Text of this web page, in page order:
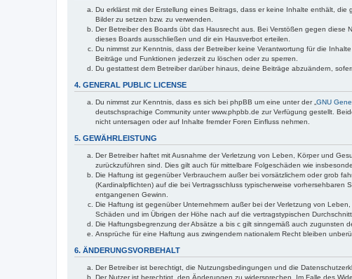
Du erklärst mit der Erstellung eines Beitrags, dass er keine Inhalte enthält,
Bilder zu setzen bzw. zu verwenden.
Der Betreiber des Boards übt das Hausrecht aus. Bei Verstößen gegen
dieses Boards ausschließen und dir ein Hausverbot erteilen.
Du nimmst zur Kenntnis, dass der Betreiber keine Verantwortung für die
Beiträge und Funktionen jederzeit zu löschen oder zu sperren.
Du gestattest dem Betreiber darüber hinaus, deine Beiträge abzuändern,
4. GENERAL PUBLIC LICENSE
Du nimmst zur Kenntnis, dass es sich bei phpBB um eine unter der „ GNU
deutschsprachige Community unter www.phpbb.de zur Verfügung gestellt.
nicht untersagen oder auf Inhalte fremder Foren Einfluss nehmen.
5. GEWÄHRLEISTUNG
Der Betreiber haftet mit Ausnahme der Verletzung von Leben, Körper und
zurückzuführen sind. Dies gilt auch für mittelbare Folgeschäden wie
Die Haftung ist gegenüber Verbrauchern außer bei vorsätzlichem oder grob
(Kardinalpflichten) auf die bei Vertragsschluss typischerweise
entgangenen Gewinn.
Die Haftung ist gegenüber Unternehmern außer bei der Verletzung von
Schäden und im Übrigen der Höhe nach auf die vertragstypischen
Die Haftungsbegrenzung der Absätze a bis c gilt sinngemäß auch zugunsten
Ansprüche für eine Haftung aus zwingendem nationalem Recht bleiben
6. ÄNDERUNGSVORBEHALT
Der Betreiber ist berechtigt, die Nutzungsbedingungen und die
Der Nutzer ist berechtigt, den Änderungen zu widersprechen. Im Falle des